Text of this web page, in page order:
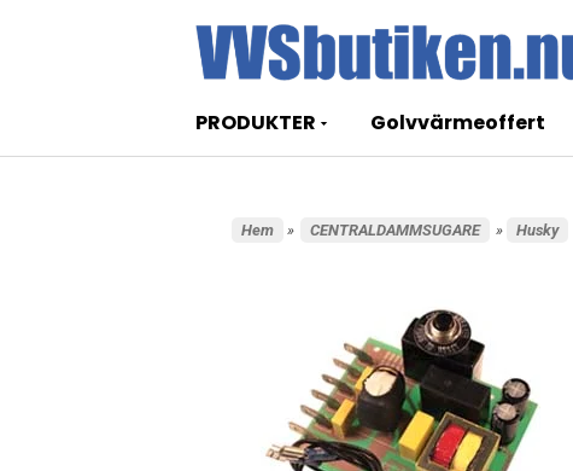
PRODUKTER Golvvärmeoffert
Hem » CENTRALDAMMSUGARE » Husky